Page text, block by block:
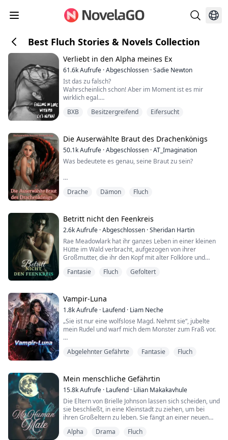
Best Fluch Stories & Novels Collection
Verliebt in den Alpha meines Ex
61.6kAufrufe ·Abgeschlossen ·Sadie Newton
Ist das zu falsch?
Wahrscheinlich schon! Aber im Moment ist es mir
wirklich egal.
des großen, bösen, schwarzen Wolfs findet seinen
und stößt ein tiefes, kehliges Stöhnen aus. Seine
scharfen Zähne berühren leicht meine Haut, was einen
Schrei von mir ...
BXB Besitzergreifend Eifersucht
Die Auserwählte Braut des Drachenkönigs
50.1kAufrufe ·Abgeschlossen ·AT_Imagination
Was bedeutete es genau, seine Braut zu sein?
große Königreich Ignas bildeten, ein Auswahlritual
gefürchtete Braut des Drachenkönigs zu werden.
Niemand wusste genau, warum das Ritual jedes Jahr
durchgeführt wurde oder was mit den Bräuten
geschah, di...
Drache Dämon Fluch
Betritt nicht den Feenkreis
2.6kAufrufe ·Abgeschlossen ·Sheridan Hartin
Rae Meadowlark hat ihr ganzes Leben in einer kleinen
Hütte im Wald verbracht, aufgezogen von ihrer
Großmutter, die ihr den Kopf mit alter Folklore und
Feenkreis. Vertraue niemals einem stillen Pfad. Gib
Großmutter und lässt Rae allein zurück...
Fantasie Fluch Gefoltert
Vampir-Luna
1.8kAufrufe · Laufend · Liam Neche
„Sie ist nur eine wolfslose Magd. Nehmt sie“, jubelte
mein Rudel und warf mich dem Monster zum Fraß vor.
– sah keinen Abfall. Er sah seine Rettung.
und seine furchterregende Aura presste meine
Peiniger auf die Knie, „und ich werde dieses ganze
Rudel in Stücke reißen.“
Die neunzehnjährige Amanda...
Abgelehnter Gefährte Fantasie Fluch
Mein menschliche Gefährtin
15.8kAufrufe · Laufend · Lilian Makakavhule
Die Eltern von Brielle Johnson lassen sich scheiden, und
sie beschließt, in eine Kleinstadt zu ziehen, um bei
ihren Großeltern zu leben. Sie fängt an einer neuen
verborgene Geheimnisse auf. Ihr Leben verändert sich
Alpha Drama Fluch